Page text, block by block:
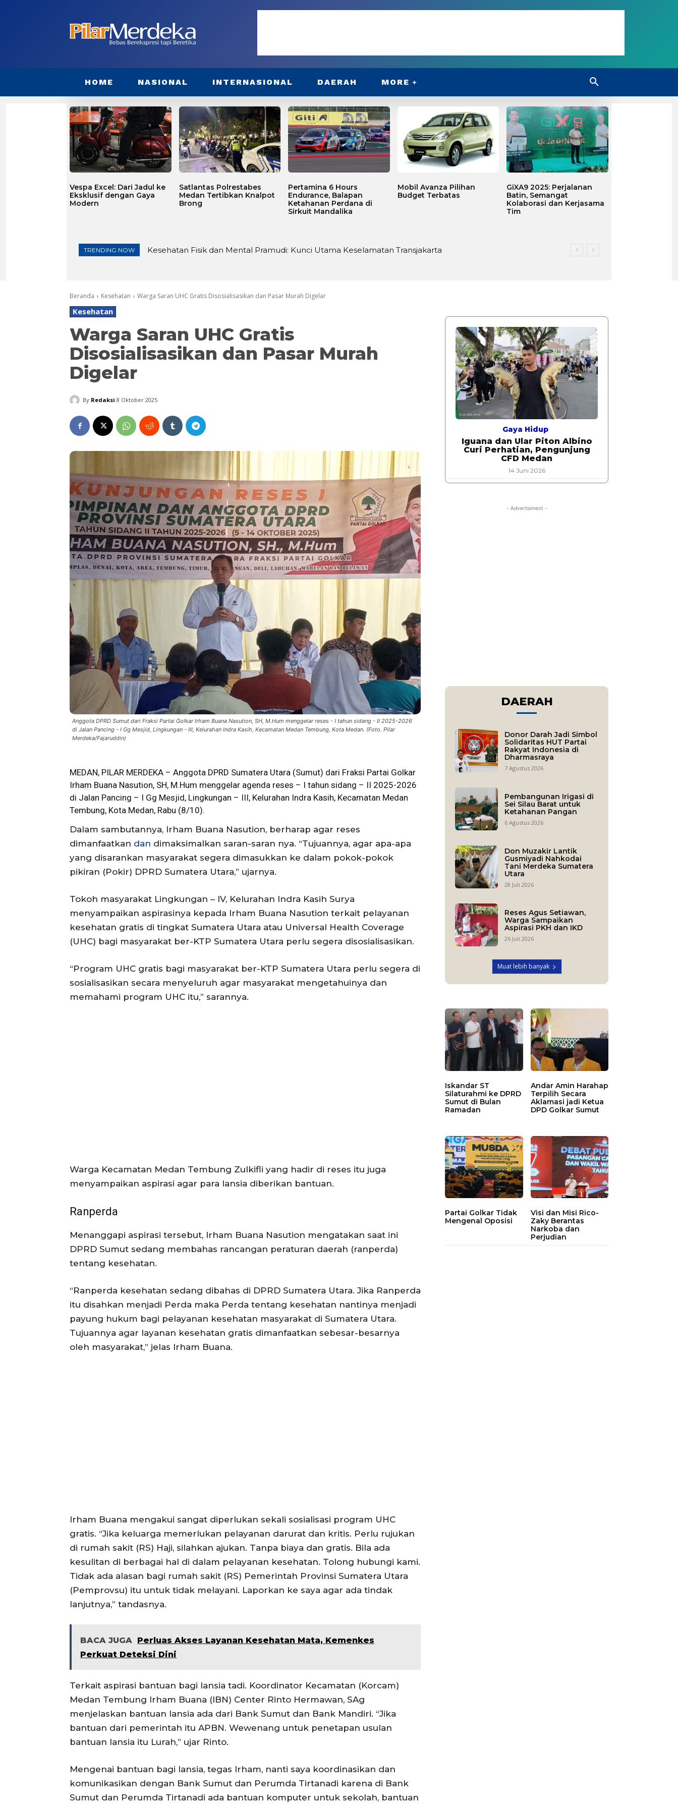
HOME NASIONAL INTERNASIONAL DAERAH MORE
Vespa Excel: Dari Jadul ke
Eksklusif dengan Gaya
Modern
Satlantas Polrestabes
Medan Tertibkan Knalpot
Brong
Pertamina 6 Hours
Endurance, Balapan
Ketahanan Perdana di
Sirkuit Mandalika
Mobil Avanza Pilihan
Budget Terbatas
GiXA9 2025: Perjalanan
Batin, Semangat
Kolaborasi dan Kerjasama
Tim
TRENDING NOW Kesehatan Fisik dan Mental Pramudi: Kunci Utama Keselamatan Transjakarta
Pembangunan Irigasi di Sei Silau Barat untuk Ketahanan Pangan
Beranda Kesehatan Warga Saran UHC Gratis Disosialisasikan dan Pasar Murah Digelar
Kesehatan
Warga Saran UHC Gratis
Disosialisasikan dan Pasar Murah
Digelar
By Redaksi 8 Oktober 2025
Anggota DPRD Sumut dari Fraksi Partai Golkar Irham Buana Nasution, SH, M.Hum menggelar reses - I tahun sidang - II 2025-2026
di Jalan Pancing - I Gg Mesjid, Lingkungan - III, Kelurahan Indra Kasih, Kecamatan Medan Tembung, Kota Medan. (Foto. Pilar
Merdeka/Fajaruddin)
MEDAN, PILAR MERDEKA – Anggota DPRD Sumatera Utara (Sumut) dari Fraksi Partai Golkar
Irham Buana Nasution, SH, M.Hum menggelar agenda reses – I tahun sidang – II 2025-2026
di Jalan Pancing – I Gg Mesjid, Lingkungan – III, Kelurahan Indra Kasih, Kecamatan Medan
Tembung, Kota Medan, Rabu (8/10).
Dalam sambutannya, Irham Buana Nasution, berharap agar reses
dimanfaatkan dan dimaksimalkan saran-saran nya. “Tujuannya, agar apa-apa
yang disarankan masyarakat segera dimasukkan ke dalam pokok-pokok
pikiran (Pokir) DPRD Sumatera Utara,” ujarnya.
Tokoh masyarakat Lingkungan – IV, Kelurahan Indra Kasih Surya
menyampaikan aspirasinya kepada Irham Buana Nasution terkait pelayanan
kesehatan gratis di tingkat Sumatera Utara atau Universal Health Coverage
(UHC) bagi masyarakat ber-KTP Sumatera Utara perlu segera disosialisasikan.
“Program UHC gratis bagi masyarakat ber-KTP Sumatera Utara perlu segera di
sosialisasikan secara menyeluruh agar masyarakat mengetahuinya dan
memahami program UHC itu,” sarannya.
Warga Kecamatan Medan Tembung Zulkifli yang hadir di reses itu juga
menyampaikan aspirasi agar para lansia diberikan bantuan.
Ranperda
Menanggapi aspirasi tersebut, Irham Buana Nasution mengatakan saat ini
DPRD Sumut sedang membahas rancangan peraturan daerah (ranperda)
tentang kesehatan.
“Ranperda kesehatan sedang dibahas di DPRD Sumatera Utara. Jika Ranperda
itu disahkan menjadi Perda maka Perda tentang kesehatan nantinya menjadi
payung hukum bagi pelayanan kesehatan masyarakat di Sumatera Utara.
Tujuannya agar layanan kesehatan gratis dimanfaatkan sebesar-besarnya
oleh masyarakat,” jelas Irham Buana.
Irham Buana mengakui sangat diperlukan sekali sosialisasi program UHC
gratis. “Jika keluarga memerlukan pelayanan darurat dan kritis. Perlu rujukan
di rumah sakit (RS) Haji, silahkan ajukan. Tanpa biaya dan gratis. Bila ada
kesulitan di berbagai hal di dalam pelayanan kesehatan. Tolong hubungi kami.
Tidak ada alasan bagi rumah sakit (RS) Pemerintah Provinsi Sumatera Utara
(Pemprovsu) itu untuk tidak melayani. Laporkan ke saya agar ada tindak
lanjutnya,” tandasnya.
BACA JUGA Perluas Akses Layanan Kesehatan Mata, Kemenkes
Perkuat Deteksi Dini
Terkait aspirasi bantuan bagi lansia tadi. Koordinator Kecamatan (Korcam)
Medan Tembung Irham Buana (IBN) Center Rinto Hermawan, SAg
menjelaskan bantuan lansia ada dari Bank Sumut dan Bank Mandiri. “Jika
bantuan dari pemerintah itu APBN. Wewenang untuk penetapan usulan
bantuan lansia itu Lurah,” ujar Rinto.
Mengenai bantuan bagi lansia, tegas Irham, nanti saya koordinasikan dan
komunikasikan dengan Bank Sumut dan Perumda Tirtanadi karena di Bank
Sumut dan Perumda Tirtanadi ada bantuan komputer untuk sekolah, bantuan
Gaya Hidup
Iguana dan Ular Piton Albino
Curi Perhatian, Pengunjung
CFD Medan
14 Juni 2026
- Advertisment -
DAERAH
Donor Darah Jadi Simbol
Solidaritas HUT Partai
Rakyat Indonesia di
Dharmasraya
7 Agustus 2026
Pembangunan Irigasi di
Sei Silau Barat untuk
Ketahanan Pangan
6 Agustus 2026
Don Muzakir Lantik
Gusmiyadi Nahkodai
Tani Merdeka Sumatera
Utara
28 Juli 2026
Reses Agus Setiawan,
Warga Sampaikan
Aspirasi PKH dan IKD
26 Juli 2026
Muat lebih banyak
Iskandar ST
Silaturahmi ke DPRD
Sumut di Bulan
Ramadan
Andar Amin Harahap
Terpilih Secara
Aklamasi jadi Ketua
DPD Golkar Sumut
Partai Golkar Tidak
Mengenal Oposisi
Visi dan Misi Rico-
Zaky Berantas
Narkoba dan
Perjudian